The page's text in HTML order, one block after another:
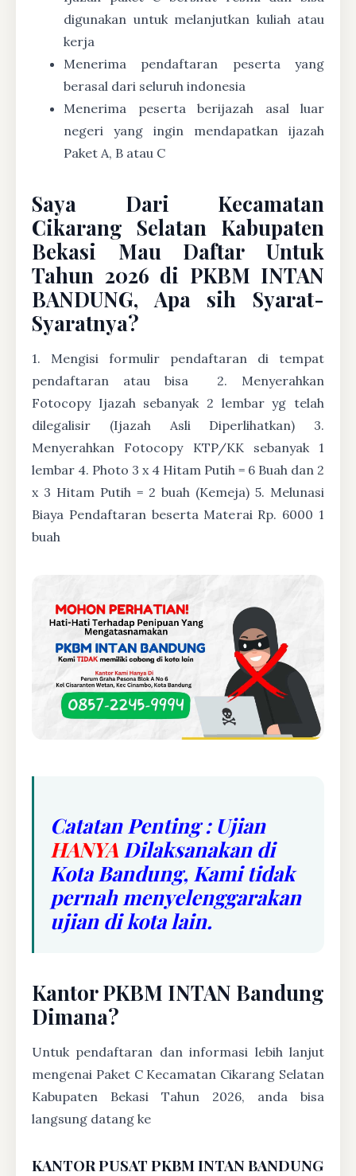
digunakan untuk melanjutkan kuliah atau
kerja
Menerima pendaftaran peserta yang
berasal dari seluruh indonesia
Menerima peserta berijazah asal luar
negeri yang ingin mendapatkan ijazah
Paket A, B atau C
Saya Dari Kecamatan
Cikarang Selatan Kabupaten
Bekasi Mau Daftar Untuk
Tahun 2026 di PKBM INTAN
BANDUNG, Apa sih Syarat-
Syaratnya?
1. Mengisi formulir pendaftaran di tempat
pendaftaran atau bisa
2. Menyerahkan
Fotocopy Ijazah sebanyak 2 lembar yg telah
dilegalisir (Ijazah Asli Diperlihatkan) 3.
Menyerahkan Fotocopy KTP/KK sebanyak 1
lembar 4. Photo 3 x 4 Hitam Putih = 6 Buah dan 2
x 3 Hitam Putih = 2 buah (Kemeja) 5. Melunasi
Biaya Pendaftaran beserta Materai Rp. 6000 1
buah
Catatan Penting : Ujian
HANYA Dilaksanakan di
Kota Bandung, Kami tidak
pernah menyelenggarakan
ujian di kota lain.
Kantor PKBM INTAN Bandung
Dimana?
Untuk pendaftaran dan informasi lebih lanjut
mengenai Paket C Kecamatan Cikarang Selatan
Kabupaten Bekasi Tahun 2026, anda bisa
langsung datang ke
KANTOR PUSAT PKBM INTAN BANDUNG